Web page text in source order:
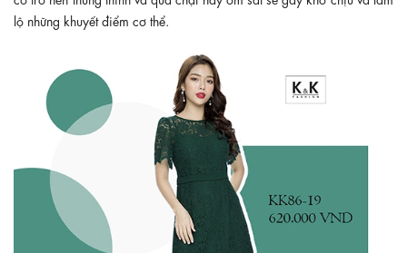
lộ những khuyết điểm cơ thể.